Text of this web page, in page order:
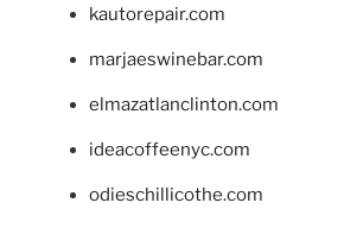
kautorepair.com
marjaeswinebar.com
elmazatlanclinton.com
ideacoffeenyc.com
odieschillicothe.com